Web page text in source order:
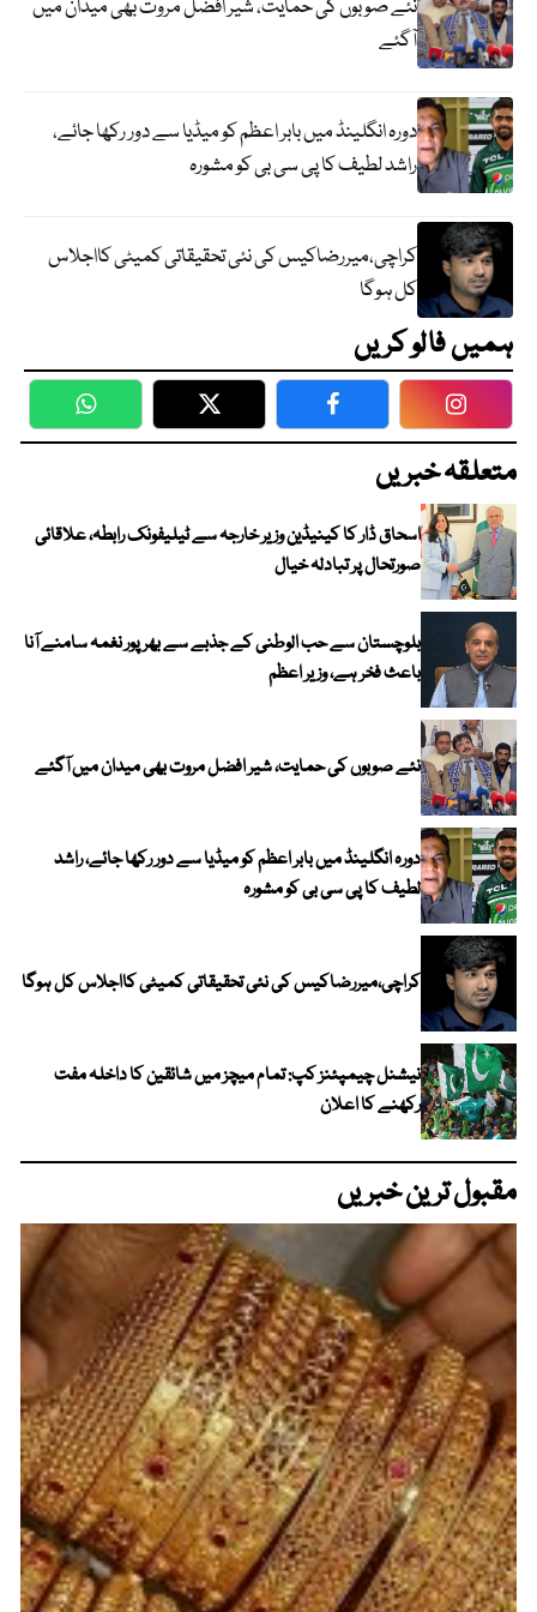
نئے صوبوں کی حمایت، شیر افضل مروت بھی میدان میں
آگئے
دورہ انگلینڈ میں بابر اعظم کو میڈیا سے دور رکھا جائے،
راشد لطیف کا پی سی بی کو مشورہ
کراچی،میررضاکیس کی نئی تحقیقاتی کمیٹی کااجلاس
کل ہوگا
ہمیں فالو کریں
WhatsApp Twitter Facebook
متعلقہ خبریں
اسحاق ڈار کا کینیڈین وزیر خارجہ سے ٹیلیفونک رابطہ، علاقائی
صورتحال پر تبادلہ خیال
بلوچستان سے حب الوطنی کے جذبے سے بھرپور نغمہ سامنے آنا
باعث فخر ہے، وزیر اعظم
نئے صوبوں کی حمایت، شیر افضل مروت بھی میدان میں آگئے
دورہ انگلینڈ میں بابر اعظم کو میڈیا سے دور رکھا جائے، راشد
لطیف کا پی سی بی کو مشورہ
کراچی،میررضاکیس کی نئی تحقیقاتی کمیٹی کااجلاس کل ہوگا
نیشنل چیمپئنز کپ: تمام میچز میں شائقین کا داخلہ مفت
رکھنے کا اعلان
مقبول ترین خبریں